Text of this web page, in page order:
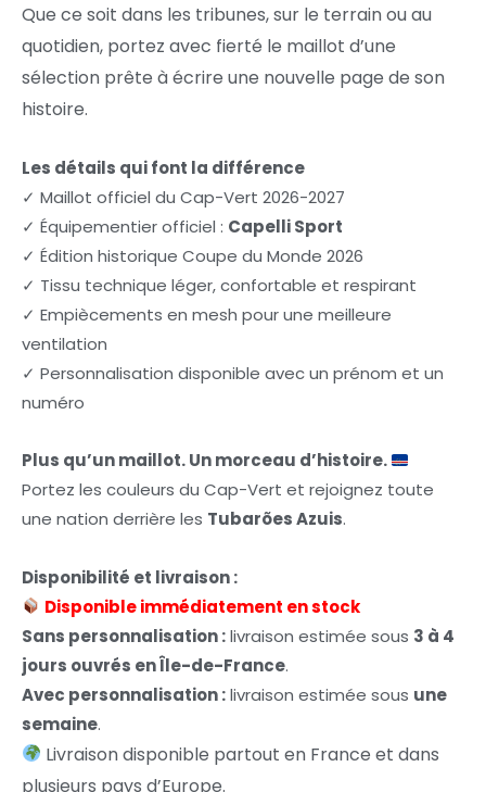
Que ce soit dans les tribunes, sur le terrain ou au
quotidien, portez avec fierté le maillot d’une
sélection prête à écrire une nouvelle page de son
histoire.
Les détails qui font la différence
✓ Maillot officiel du Cap-Vert 2026-2027
✓ Équipementier officiel : Capelli Sport
✓ Édition historique Coupe du Monde 2026
✓ Tissu technique léger, confortable et respirant
✓ Empiècements en mesh pour une meilleure
ventilation
✓ Personnalisation disponible avec un prénom et un
numéro
Plus qu’un maillot. Un morceau d’histoire.
Portez les couleurs du Cap-Vert et rejoignez toute
une nation derrière les Tubarões Azuis.
Disponibilité et livraison :
Disponible immédiatement en stock
Sans personnalisation :livraison estimée sous 3 à 4
jours ouvrés en Île-de-France.
Avec personnalisation :livraison estimée sous une
semaine.
Livraison disponible partout en France et dans
plusieurs pays d’Europe.